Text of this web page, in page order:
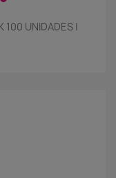
100 UNIDADES |